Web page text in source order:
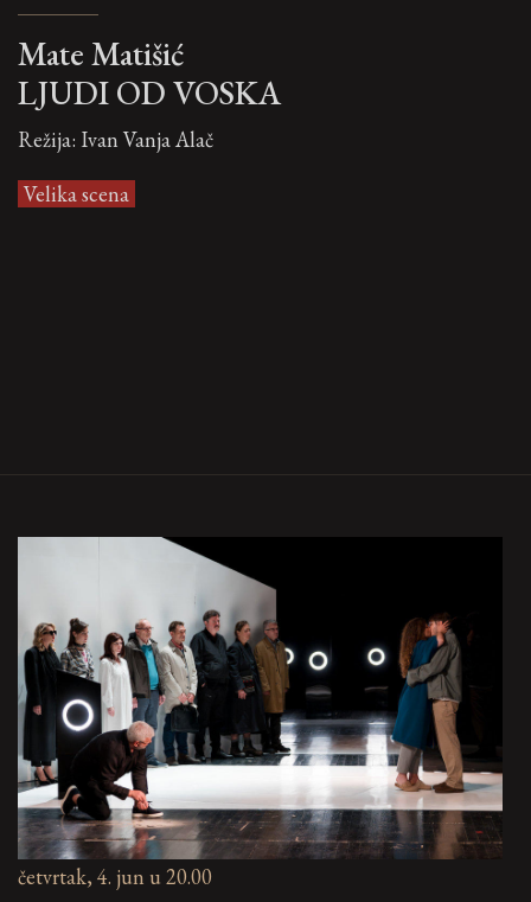
Mate Matišić
LJUDI OD VOSKA
Režija: Ivan Vanja Alač
Velika scena
četvrtak, 4. jun u 20.00